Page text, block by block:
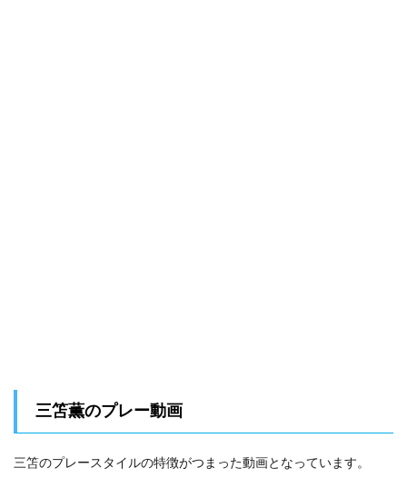
三笘薫のプレー動画
三笘のプレースタイルの特徴がつまった動画となっています。